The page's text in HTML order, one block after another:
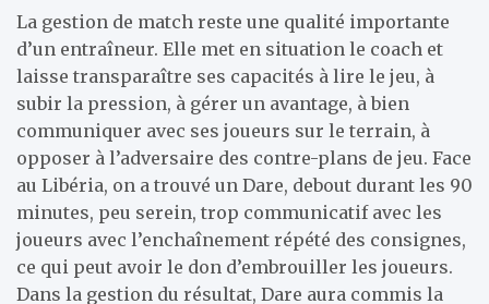
La gestion de match reste une qualité importante
d’un entraîneur. Elle met en situation le coach et
laisse transparaître ses capacités à lire le jeu, à
subir la pression, à gérer un avantage, à bien
communiquer avec ses joueurs sur le terrain, à
opposer à l’adversaire des contre-plans de jeu. Face
au Libéria, on a trouvé un Dare, debout durant les 90
minutes, peu serein, trop communicatif avec les
joueurs avec l’enchaînement répété des consignes,
ce qui peut avoir le don d’embrouiller les joueurs.
Dans la gestion du résultat, Dare aura commis la